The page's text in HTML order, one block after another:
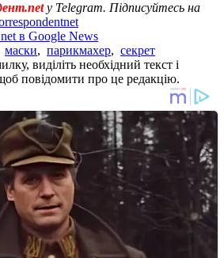
у Telegram. Підписуйтесь на
в Google News
маски, парикмахер, секрет
виділіть необхідний текст і
повідомити про це редакцію.